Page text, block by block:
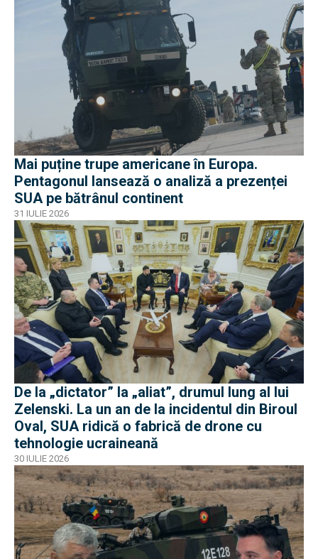
Mai puține trupe americane în Europa.
Pentagonul lansează o analiză a prezenței
SUA pe bătrânul continent
31 IULIE 2026
De la „dictator” la „aliat”, drumul lung al lui
Zelenski. La un an de la incidentul din Biroul
Oval, SUA ridică o fabrică de drone cu
tehnologie ucraineană
30 IULIE 2026
EXCLUSIV